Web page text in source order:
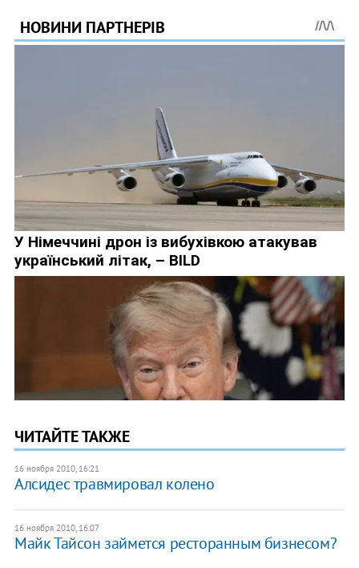
ЧИТАЙТЕ ТАКЖЕ
16 ноября 2010, 16:21
Алсидес травмировал колено
16 ноября 2010, 16:07
Майк Тайсон займется ресторанным бизнесом?